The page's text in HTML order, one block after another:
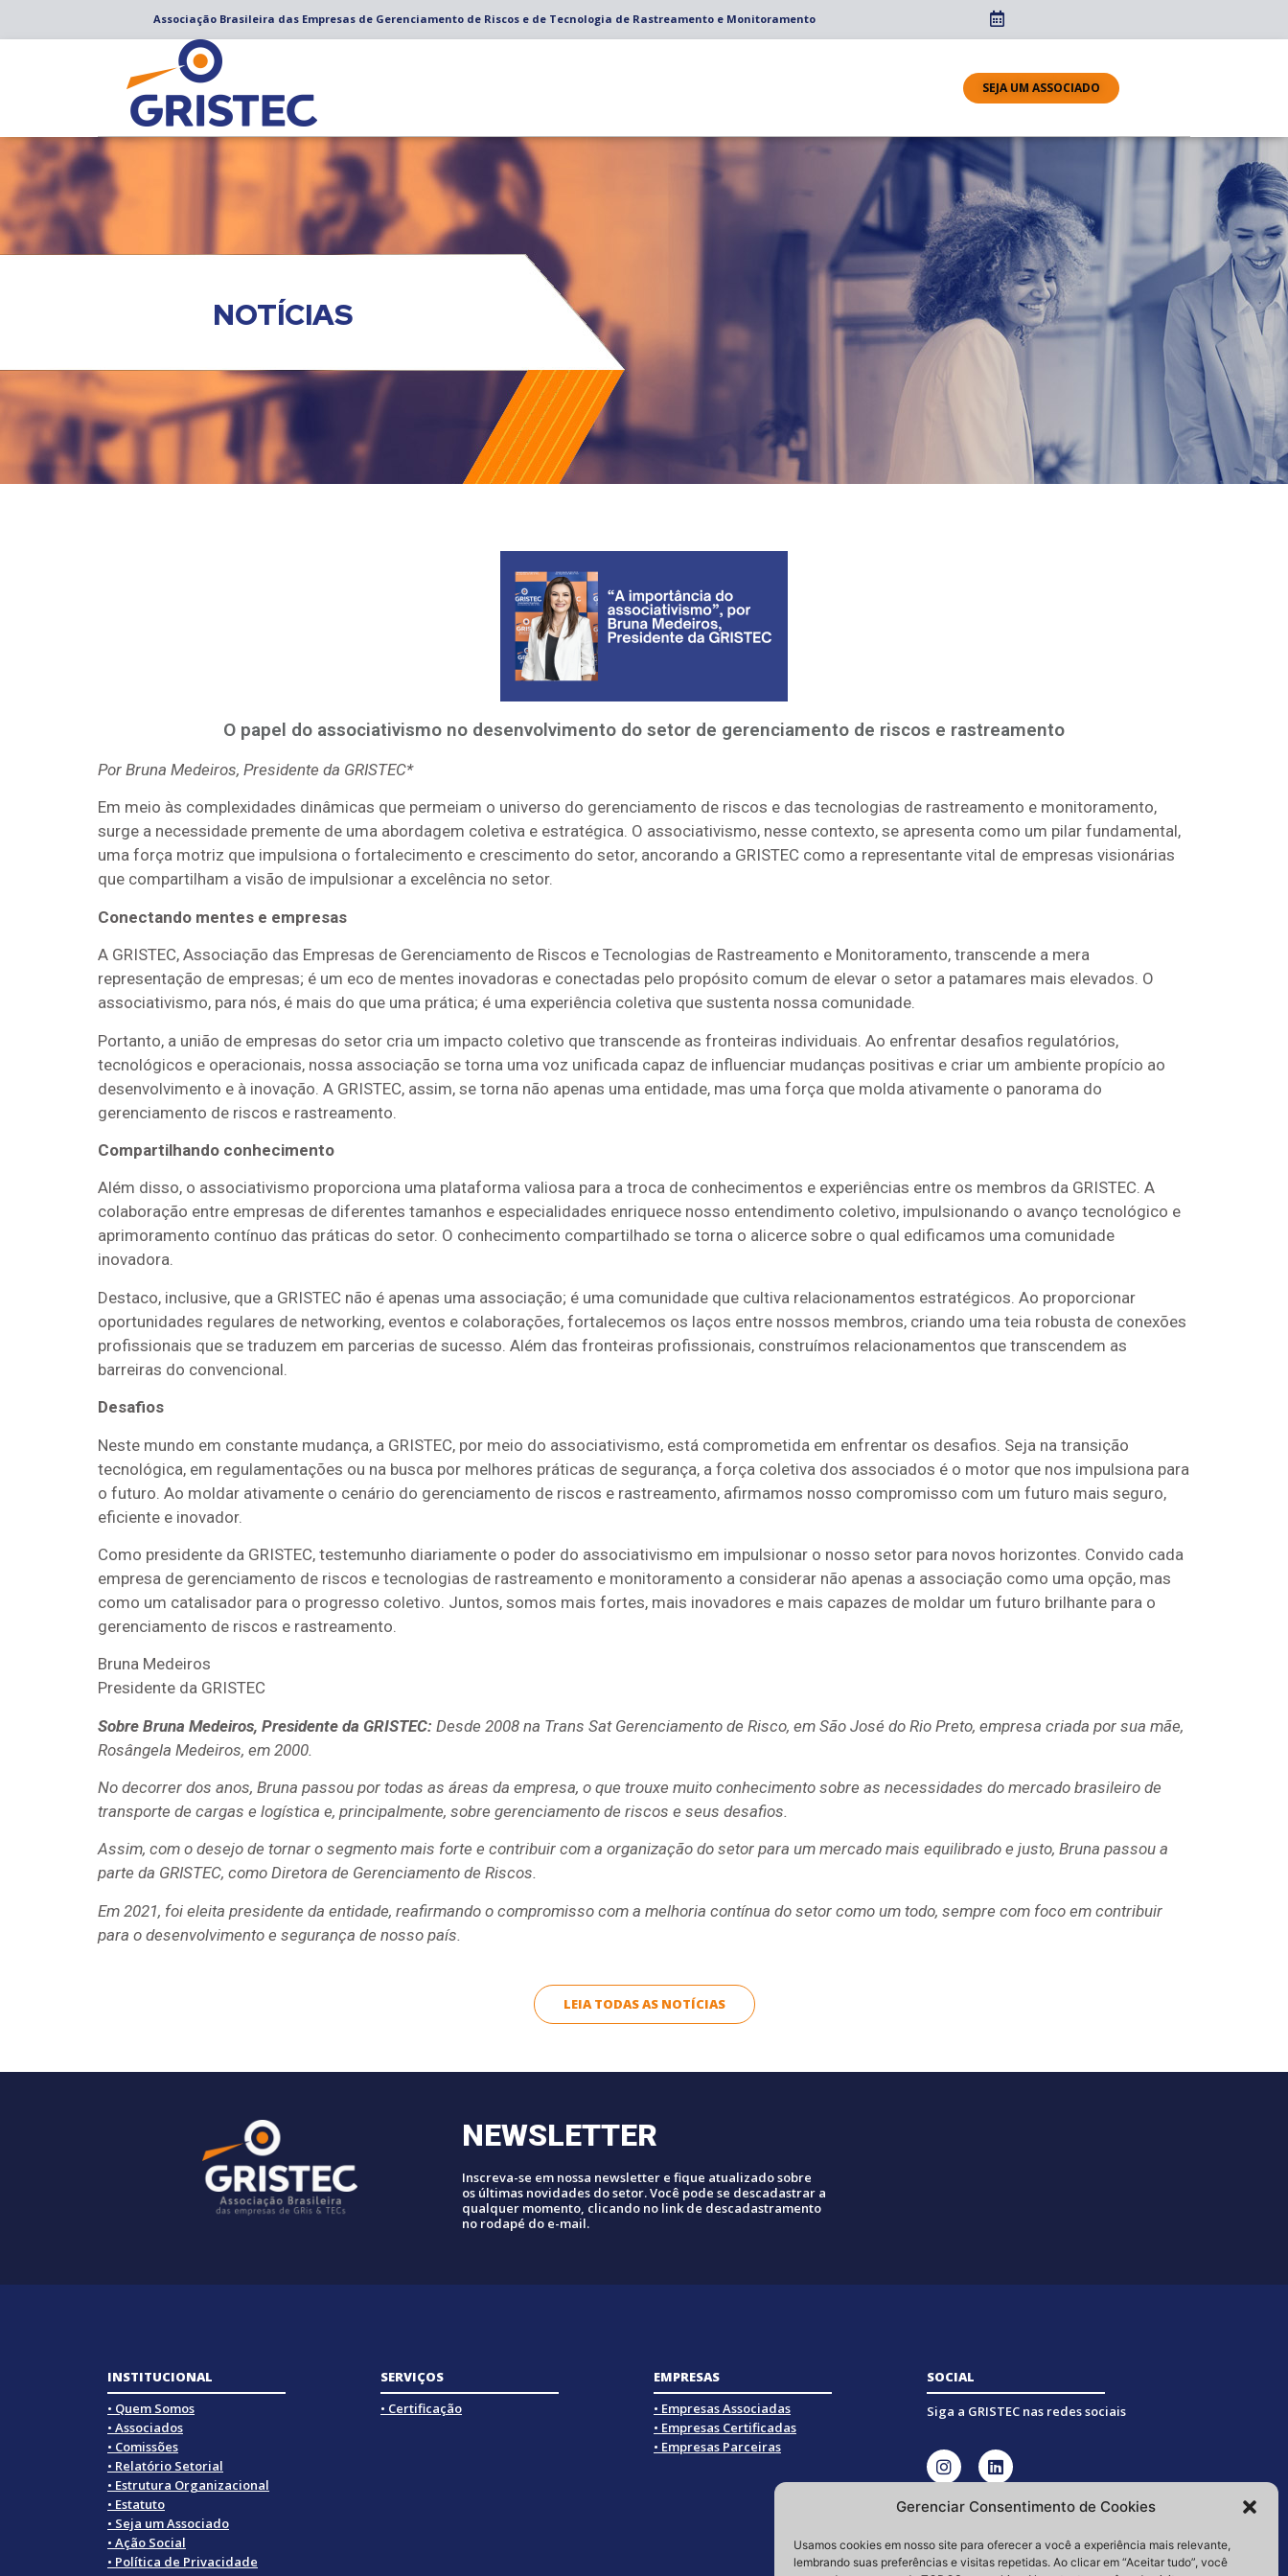
Gerenciar Consentimento de Cookies
Usamos cookies em nosso site para oferecer a você a experiência mais relevante,
lembrando suas preferências e visitas repetidas. Ao clicar em “Aceitar tudo”, você
Associação Brasileira das Empresas de Gerenciamento de Riscos e de Tecnologia de Rastreamento e Monitoramento
SEJA UM ASSOCIADO
NOTÍCIAS
O papel do associativismo no desenvolvimento do setor de gerenciamento de riscos e rastreamento
Por Bruna Medeiros, Presidente da GRISTEC*
Em meio às complexidades dinâmicas que permeiam o universo do gerenciamento de riscos e das tecnologias de rastreamento e monitoramento,
surge a necessidade premente de uma abordagem coletiva e estratégica. O associativismo, nesse contexto, se apresenta como um pilar fundamental,
uma força motriz que impulsiona o fortalecimento e crescimento do setor, ancorando a GRISTEC como a representante vital de empresas visionárias
que compartilham a visão de impulsionar a excelência no setor.
Conectando mentes e empresas
A GRISTEC, Associação das Empresas de Gerenciamento de Riscos e Tecnologias de Rastreamento e Monitoramento, transcende a mera
representação de empresas; é um eco de mentes inovadoras e conectadas pelo propósito comum de elevar o setor a patamares mais elevados. O
associativismo, para nós, é mais do que uma prática; é uma experiência coletiva que sustenta nossa comunidade.
Portanto, a união de empresas do setor cria um impacto coletivo que transcende as fronteiras individuais. Ao enfrentar desafios regulatórios,
tecnológicos e operacionais, nossa associação se torna uma voz unificada capaz de influenciar mudanças positivas e criar um ambiente propício ao
desenvolvimento e à inovação. A GRISTEC, assim, se torna não apenas uma entidade, mas uma força que molda ativamente o panorama do
gerenciamento de riscos e rastreamento.
Compartilhando conhecimento
Além disso, o associativismo proporciona uma plataforma valiosa para a troca de conhecimentos e experiências entre os membros da GRISTEC. A
colaboração entre empresas de diferentes tamanhos e especialidades enriquece nosso entendimento coletivo, impulsionando o avanço tecnológico e
aprimoramento contínuo das práticas do setor. O conhecimento compartilhado se torna o alicerce sobre o qual edificamos uma comunidade
inovadora.
Destaco, inclusive, que a GRISTEC não é apenas uma associação; é uma comunidade que cultiva relacionamentos estratégicos. Ao proporcionar
oportunidades regulares de networking, eventos e colaborações, fortalecemos os laços entre nossos membros, criando uma teia robusta de conexões
profissionais que se traduzem em parcerias de sucesso. Além das fronteiras profissionais, construímos relacionamentos que transcendem as
barreiras do convencional.
Desafios
Neste mundo em constante mudança, a GRISTEC, por meio do associativismo, está comprometida em enfrentar os desafios. Seja na transição
tecnológica, em regulamentações ou na busca por melhores práticas de segurança, a força coletiva dos associados é o motor que nos impulsiona para
o futuro. Ao moldar ativamente o cenário do gerenciamento de riscos e rastreamento, afirmamos nosso compromisso com um futuro mais seguro,
eficiente e inovador.
Como presidente da GRISTEC, testemunho diariamente o poder do associativismo em impulsionar o nosso setor para novos horizontes. Convido cada
empresa de gerenciamento de riscos e tecnologias de rastreamento e monitoramento a considerar não apenas a associação como uma opção, mas
como um catalisador para o progresso coletivo. Juntos, somos mais fortes, mais inovadores e mais capazes de moldar um futuro brilhante para o
gerenciamento de riscos e rastreamento.
Bruna Medeiros
Presidente da GRISTEC
Sobre Bruna Medeiros, Presidente da GRISTEC: Desde 2008 na Trans Sat Gerenciamento de Risco, em São José do Rio Preto, empresa criada por sua mãe,
Rosângela Medeiros, em 2000.
No decorrer dos anos, Bruna passou por todas as áreas da empresa, o que trouxe muito conhecimento sobre as necessidades do mercado brasileiro de
transporte de cargas e logística e, principalmente, sobre gerenciamento de riscos e seus desafios.
Assim, com o desejo de tornar o segmento mais forte e contribuir com a organização do setor para um mercado mais equilibrado e justo, Bruna passou a
parte da GRISTEC, como Diretora de Gerenciamento de Riscos.
Em 2021, foi eleita presidente da entidade, reafirmando o compromisso com a melhoria contínua do setor como um todo, sempre com foco em contribuir
para o desenvolvimento e segurança de nosso país.
LEIA TODAS AS NOTÍCIAS
NEWSLETTER
Inscreva-se em nossa newsletter e fique atualizado sobre
os últimas novidades do setor. Você pode se descadastrar a
qualquer momento, clicando no link de descadastramento
no rodapé do e-mail.
INSTITUCIONAL
• Quem Somos
• Associados
• Comissões
• Relatório Setorial
• Estrutura Organizacional
• Estatuto
• Seja um Associado
• Ação Social
• Política de Privacidade
SERVIÇOS
• Certificação
EMPRESAS
• Empresas Associadas
• Empresas Certificadas
• Empresas Parceiras
SOCIAL
Siga a GRISTEC nas redes sociais